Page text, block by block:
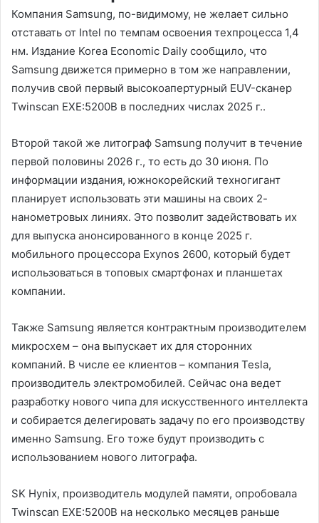
Компания Samsung, по-видимому, не желает сильно
отставать от Intel по темпам освоения техпроцесса 1,4
нм. Издание Korea Economic Daily сообщило, что
Samsung движется примерно в том же направлении,
получив свой первый высокоапертурный EUV-сканер
Twinscan EXE:5200B в последних числах 2025 г..
Второй такой же литограф Samsung получит в течение
первой половины 2026 г., то есть до 30 июня. По
информации издания, южнокорейский техногигант
планирует использовать эти машины на своих 2-
нанометровых линиях. Это позволит задействовать их
для выпуска анонсированного в конце 2025 г.
мобильного процессора Exynos 2600, который будет
использоваться в топовых смартфонах и планшетах
компании.
Также Samsung является контрактным производителем
микросхем – она выпускает их для сторонних
компаний. В числе ее клиентов – компания Tesla,
производитель электромобилей. Сейчас она ведет
разработку нового чипа для искусственного интеллекта
и собирается делегировать задачу по его производству
именно Samsung. Его тоже будут производить с
использованием нового литографа.
SK Hynix, производитель модулей памяти, опробовала
Twinscan EXE:5200B на несколько месяцев раньше